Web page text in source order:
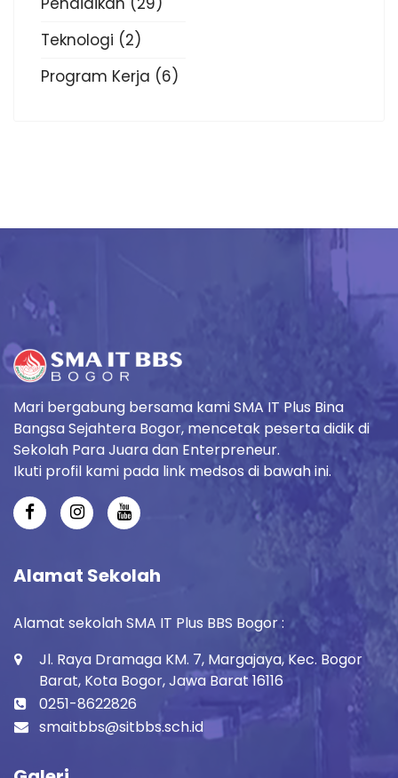
Teknologi (2)
Program Kerja (6)
Mari bergabung bersama kami SMA IT Plus Bina
Bangsa Sejahtera Bogor, mencetak peserta didik di
Sekolah Para Juara dan Enterpreneur.
Ikuti profil kami pada link medsos di bawah ini.
Alamat Sekolah
Alamat sekolah SMA IT Plus BBS Bogor :
Jl. Raya Dramaga KM. 7, Margajaya, Kec. Bogor
Barat, Kota Bogor, Jawa Barat 16116
0251-8622826
smaitbbs@sitbbs.sch.id